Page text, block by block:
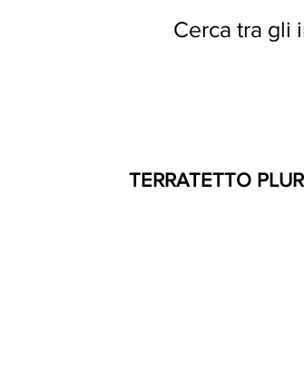
Cerca tra gli
TERRATETTO